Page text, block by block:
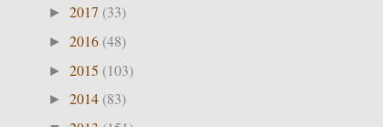
► 2017 (33)
► 2016 (48)
► 2015 (103)
► 2014 (83)